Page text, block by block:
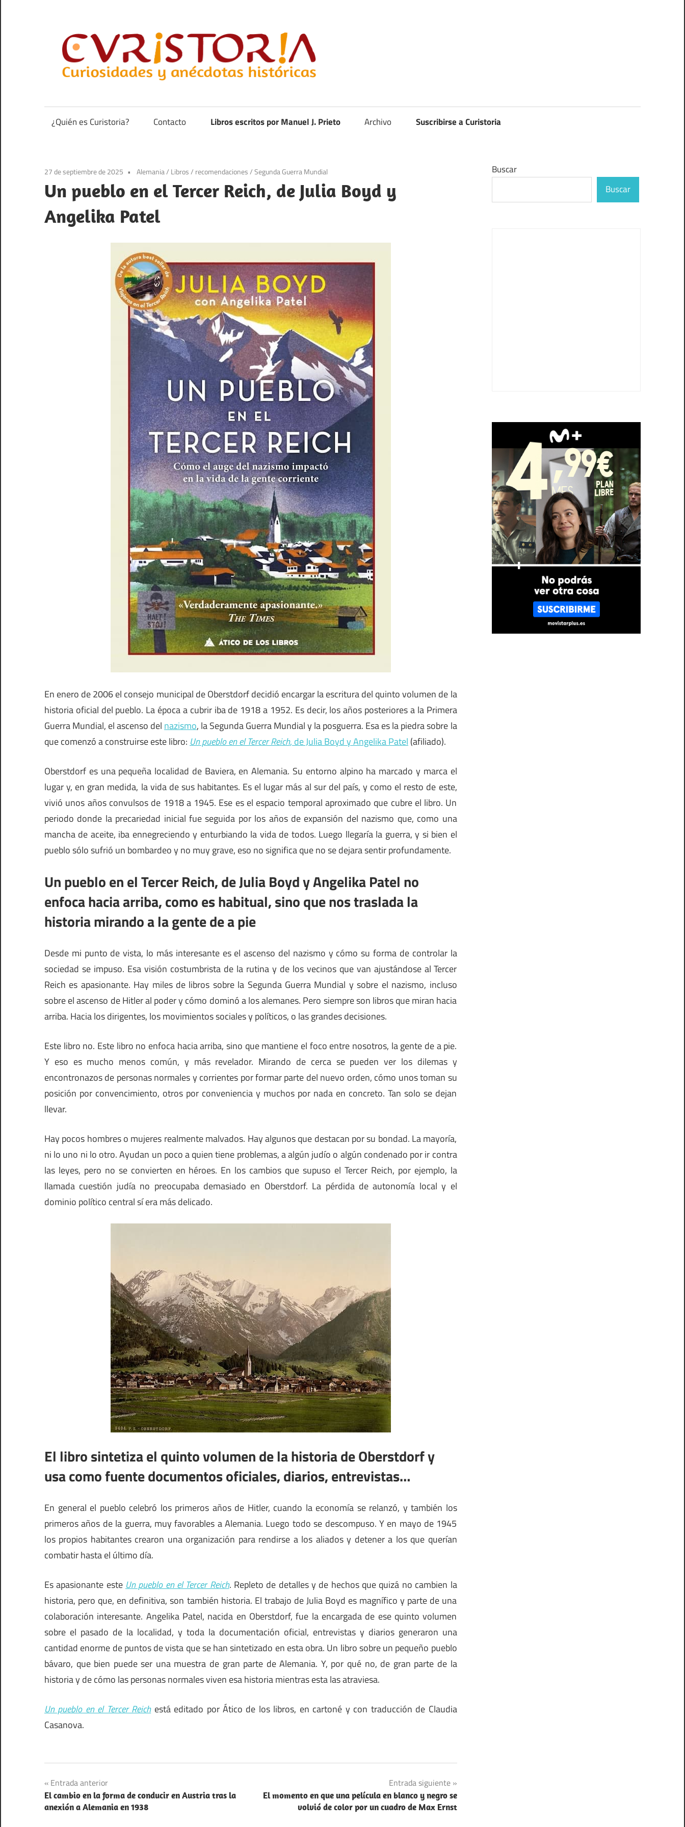
contenido
anécdotas
de
¿Quién es Curistoria? Contacto Libros escritos por Manuel J. Prieto Archivo Suscribirse a Curistoria
27 de septiembre de 2025 Alemania/ Libros/ recomendaciones/Segunda Guerra Mundial
Un pueblo en el Tercer Reich, de Julia Boyd y
Angelika Patel
En enero de 2006 el consejo municipal de Oberstdorf decidió encargar la escritura del quinto volumen de la
historia oficial del pueblo. La época a cubrir iba de 1918 a 1952. Es decir, los años posteriores a la Primera
Guerra Mundial, el ascenso del nazismo, la Segunda Guerra Mundial y la posguerra. Esa es la piedra sobre la
que comenzó a construirse este libro: Un pueblo en el Tercer Reich, de Julia Boyd y Angelika Patel (afiliado).
Oberstdorf es una pequeña localidad de Baviera, en Alemania. Su entorno alpino ha marcado y marca el
lugar y, en gran medida, la vida de sus habitantes. Es el lugar más al sur del país, y como el resto de este,
vivió unos años convulsos de 1918 a 1945. Ese es el espacio temporal aproximado que cubre el libro. Un
periodo donde la precariedad inicial fue seguida por los años de expansión del nazismo que, como una
mancha de aceite, iba ennegreciendo y enturbiando la vida de todos. Luego llegaría la guerra, y si bien el
pueblo sólo sufrió un bombardeo y no muy grave, eso no significa que no se dejara sentir profundamente.
Un pueblo en el Tercer Reich, de Julia Boyd y Angelika Patel no
enfoca hacia arriba, como es habitual, sino que nos traslada la
historia mirando a la gente de a pie
Desde mi punto de vista, lo más interesante es el ascenso del nazismo y cómo su forma de controlar la
sociedad se impuso. Esa visión costumbrista de la rutina y de los vecinos que van ajustándose al Tercer
Reich es apasionante. Hay miles de libros sobre la Segunda Guerra Mundial y sobre el nazismo, incluso
sobre el ascenso de Hitler al poder y cómo dominó a los alemanes. Pero siempre son libros que miran hacia
arriba. Hacia los dirigentes, los movimientos sociales y políticos, o las grandes decisiones.
Este libro no. Este libro no enfoca hacia arriba, sino que mantiene el foco entre nosotros, la gente de a pie.
Y eso es mucho menos común, y más revelador. Mirando de cerca se pueden ver los dilemas y
encontronazos de personas normales y corrientes por formar parte del nuevo orden, cómo unos toman su
posición por convencimiento, otros por conveniencia y muchos por nada en concreto. Tan solo se dejan
llevar.
Hay pocos hombres o mujeres realmente malvados. Hay algunos que destacan por su bondad. La mayoría,
ni lo uno ni lo otro. Ayudan un poco a quien tiene problemas, a algún judío o algún condenado por ir contra
las leyes, pero no se convierten en héroes. En los cambios que supuso el Tercer Reich, por ejemplo, la
llamada cuestión judía no preocupaba demasiado en Oberstdorf. La pérdida de autonomía local y el
dominio político central sí era más delicado.
El libro sintetiza el quinto volumen de la historia de Oberstdorf y
usa como fuente documentos oficiales, diarios, entrevistas…
En general el pueblo celebró los primeros años de Hitler, cuando la economía se relanzó, y también los
primeros años de la guerra, muy favorables a Alemania. Luego todo se descompuso. Y en mayo de 1945
los propios habitantes crearon una organización para rendirse a los aliados y detener a los que querían
combatir hasta el último día.
Es apasionante este Un pueblo en el Tercer Reich. Repleto de detalles y de hechos que quizá no cambien la
historia, pero que, en definitiva, son también historia. El trabajo de Julia Boyd es magnífico y parte de una
colaboración interesante. Angelika Patel, nacida en Oberstdorf, fue la encargada de ese quinto volumen
sobre el pasado de la localidad, y toda la documentación oficial, entrevistas y diarios generaron una
cantidad enorme de puntos de vista que se han sintetizado en esta obra. Un libro sobre un pequeño pueblo
bávaro, que bien puede ser una muestra de gran parte de Alemania. Y, por qué no, de gran parte de la
historia y de cómo las personas normales viven esa historia mientras esta las atraviesa.
Un pueblo en el Tercer Reichestá editado por Ático de los libros, en cartoné y con traducción de Claudia
Casanova.
Libros
Recomendaciones
Navegación
de
Entrada anterior
El cambio en la forma de conducir en Austria tras la
anexión a Alemania en 1938
Entrada siguiente
El momento en que una película en blanco y negro se
volvió de color por un cuadro de Max Ernst
Buscar
Buscar